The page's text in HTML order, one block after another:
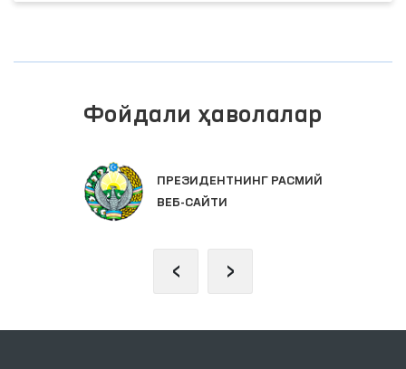
Фойдали ҳаволалар
ОЛИЙ МАЖЛИС ҚОНУНЧИЛИК
ПАЛАТАСИ
‹ ›